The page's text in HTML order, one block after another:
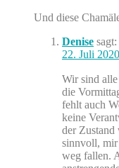
Und diese
Denise sagt:
22. Juli
Wir sind
die
fehlt auch
keine
der Zustand
sinnvoll, mir
weg fallen.